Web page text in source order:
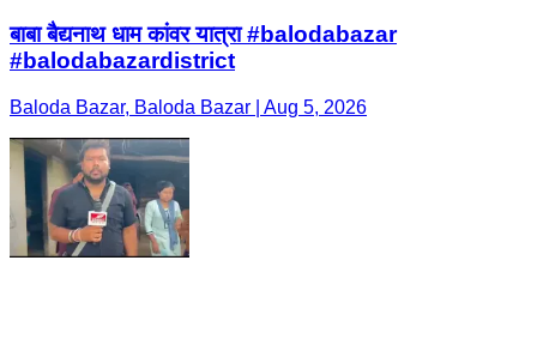
बाबा बैद्यनाथ धाम कांवर यात्रा #balodabazar
#balodabazardistrict
Baloda Bazar, Baloda Bazar | Aug 5, 2026